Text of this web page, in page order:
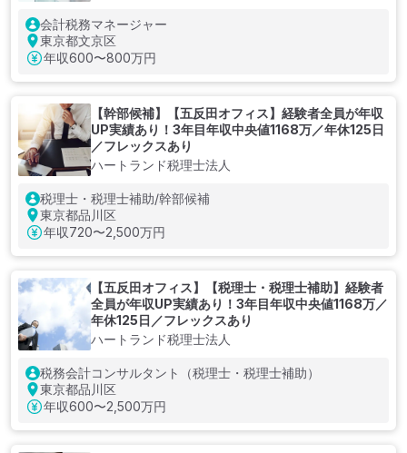
会計税務マネージャー
東京都文京区
年収600〜800万円
【幹部候補】【五反田オフィス】経験者全員が年収
UP実績あり！3年目年収中央値1168万／年休125日
／フレックスあり
ハートランド税理士法人
税理士・税理士補助/幹部候補
東京都品川区
年収720〜2,500万円
【五反田オフィス】【税理士・税理士補助】経験者
全員が年収UP実績あり！3年目年収中央値1168万／
年休125日／フレックスあり
ハートランド税理士法人
税務会計コンサルタント（税理士・税理士補助）
東京都品川区
年収600〜2,500万円